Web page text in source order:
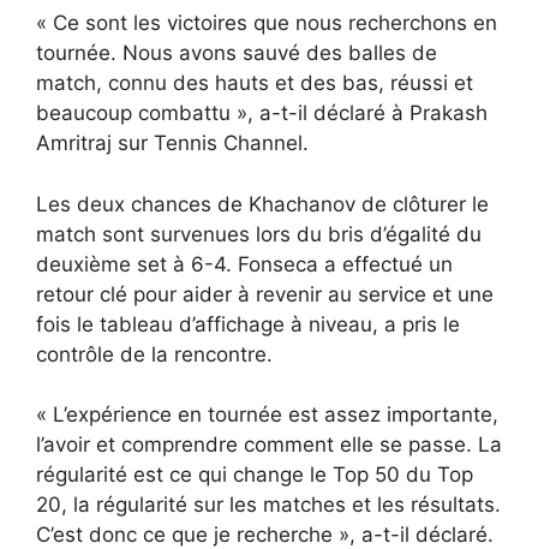
« Ce sont les victoires que nous recherchons en
tournée. Nous avons sauvé des balles de
match, connu des hauts et des bas, réussi et
beaucoup combattu », a-t-il déclaré à Prakash
Amritraj sur Tennis Channel.
Les deux chances de Khachanov de clôturer le
match sont survenues lors du bris d’égalité du
deuxième set à 6-4. Fonseca a effectué un
retour clé pour aider à revenir au service et une
fois le tableau d’affichage à niveau, a pris le
contrôle de la rencontre.
« L’expérience en tournée est assez importante,
l’avoir et comprendre comment elle se passe. La
régularité est ce qui change le Top 50 du Top
20, la régularité sur les matches et les résultats.
C’est donc ce que je recherche », a-t-il déclaré.